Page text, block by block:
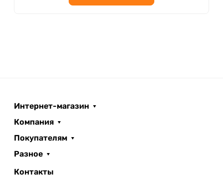
Интернет-магазин
Компания
Покупателям
Разное
Контакты